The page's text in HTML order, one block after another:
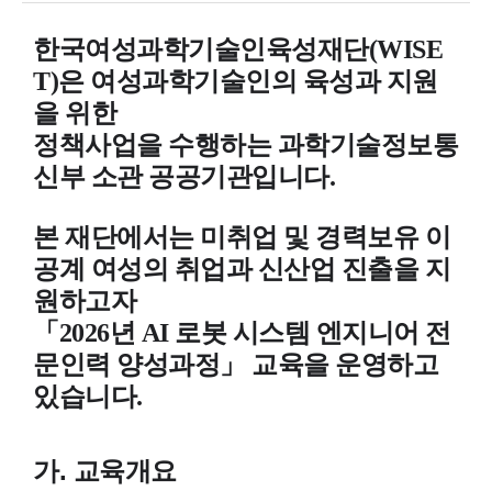
한국여성과학기술인육성재단(WISE
T)은 여성과학기술인의 육성과 지원
을 위한
정책사업을 수행하는 과학기술정보통
신부 소관 공공기관입니다.
본 재단에서는 미취업 및 경력보유 이
공계 여성의 취업과 신산업 진출을 지
원하고자
「2026년 AI 로봇 시스템 엔지니어 전
문인력 양성과정」 교육을 운영하고
있습니다.
가. 교육개요